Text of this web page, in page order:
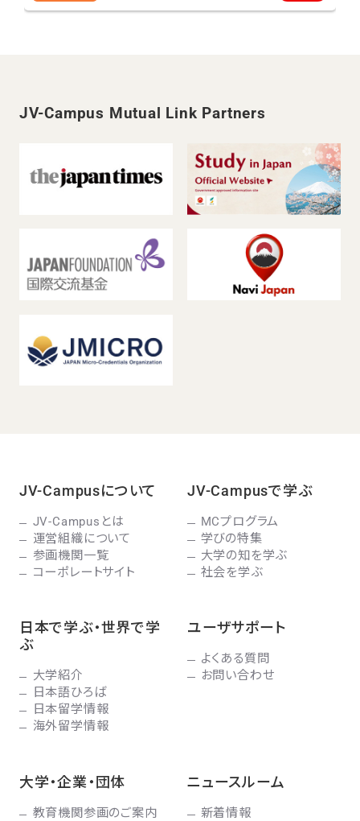
JV-Campus Mutual Link Partners
JV-Campusについて
JV-Campusとは
運営組織について
参画機関一覧
コーポレートサイト
JV-Campusで学ぶ
MCプログラム
学びの特集
大学の知を学ぶ
社会を学ぶ
日本で学ぶ・世界で学
ぶ
大学紹介
日本語ひろば
日本留学情報
海外留学情報
ユーザサポート
よくある質問
お問い合わせ
大学・企業・団体
教育機関参画のご案内
ニュースルーム
新着情報